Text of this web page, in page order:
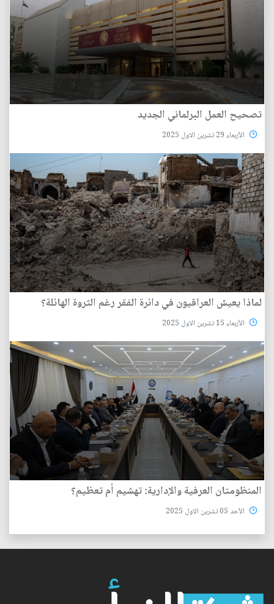
تصحيح العمل البرلماني الجديد
الأربعاء 29 تشرين الاول 2025
لماذا يعيش العراقيون في دائرة الفقر رغم الثروة الهائلة؟
الأربعاء 15 تشرين الاول 2025
المنظومتان العرفية والإدارية: تهشيم أم تعظيم؟
الأحد 05 تشرين الاول 2025